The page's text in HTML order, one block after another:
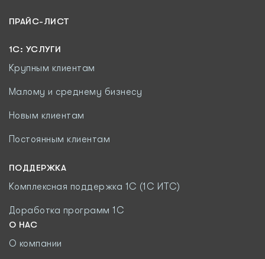
ПРАЙС-ЛИСТ
1С: УСЛУГИ
Крупным клиентам
Малому и среднему бизнесу
Новым клиентам
Постоянным клиентам
ПОДДЕРЖКА
Комплексная поддержка 1С (1С ИТС)
Доработка программ 1С
О НАС
О компании